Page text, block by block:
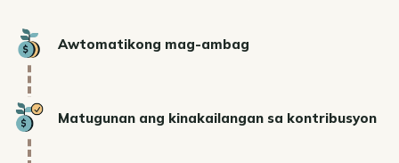
Icon Awtomatikong mag-ambag
Icon Matugunan ang kinakailangan sa kontribusyon